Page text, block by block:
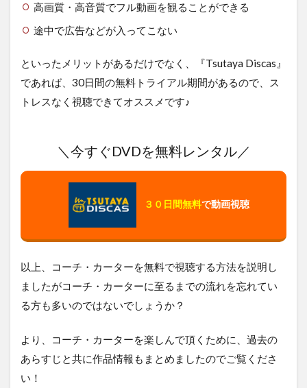
高画質・高音質でフル動画を観ることができる
途中で広告などが入ってこない
といったメリットがあるだけでなく、『Tsutaya Discas』
であれば、30日間の無料トライアル期間があるので、ス
トレスなく視聴できてオススメです♪
＼今すぐDVDを無料レンタル／
３０日間無料で動画視聴
以上、コーチ・カーターを無料で視聴する方法を説明し
ましたがコーチ・カーターに至るまでの流れを忘れてい
る方も多いのではないでしょうか？
より、コーチ・カーターを楽しんで頂くために、過去の
あらすじと共に作品情報もまとめましたのでご覧くださ
い！